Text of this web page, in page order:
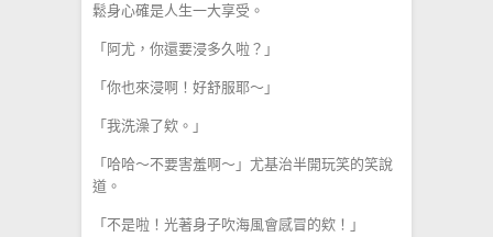
鬆身心確是人生一大享受。
「阿尤，你還要浸多久啦？」
「你也來浸啊！好舒服耶～」
「我洗澡了欸。」
「哈哈～不要害羞啊～」尤基治半開玩笑的笑說
道。
「不是啦！光著身子吹海風會感冒的欸！」